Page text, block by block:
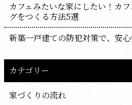
カフェみたいな家にしたい！カ
グをつくる方法5選
新築一戸建ての防犯対策で、安
カテゴリー
家づくりの流れ